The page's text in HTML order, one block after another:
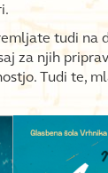
tudi na
za njih
Tudi te,